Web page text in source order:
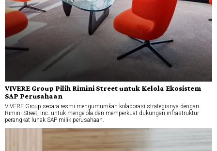
VIVERE Group Pilih Rimini Street untuk Kelola Ekosistem
SAP Perusahaan
VIVERE Group secara resmi mengumumkan kolaborasi strategisnya dengan
Rimini Street, Inc. untuk mengelola dan memperkuat dukungan infrastruktur
perangkat lunak SAP milik perusahaan.